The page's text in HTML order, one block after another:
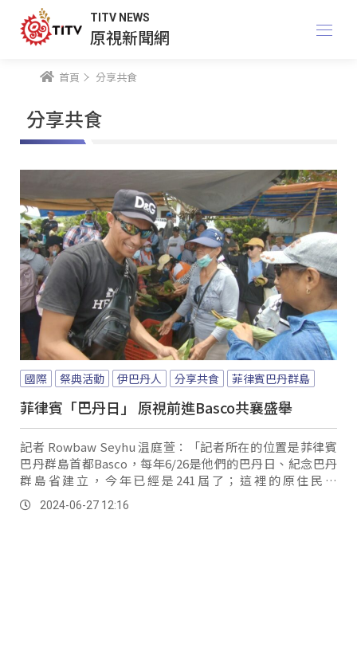
TITV NEWS
原視新聞網
首頁 分享共食
分享共食
國際 祭典活動 伊巴丹人 分享共食 菲律賓巴丹群島
菲律賓「巴丹日」 原視前進Basco共襄盛舉
記者 Rowbaw Seyhu 温庭萱：「記者所在的位置是菲律賓
巴丹群島首都Basco，每年6/26是他們的巴丹日、紀念巴丹
群島省建立，今年已經是241屆了；這裡的原住民叫
Ivatan，每到這個時候巴丹省各個部落族人都會來到這裡一
起慶祝。2024-06-27 12:16